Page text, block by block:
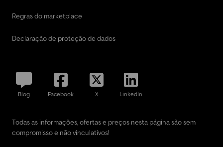
Regras do marketplace
Declaração de proteção de dados
Blog Facebook X LinkedIn
Todas as informações, ofertas e preços nesta página são sem
compromisso e não vinculativos!